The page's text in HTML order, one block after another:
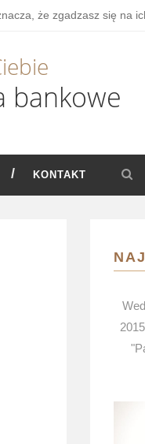
że zgadzasz się na
bankowe
KONTAKT